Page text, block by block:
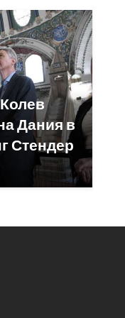
Дания в
Стендер